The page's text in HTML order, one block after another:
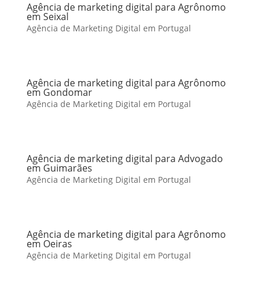
Agência de marketing digital para Agrônomo
em Seixal
Agência de Marketing Digital em Portugal
Agência de marketing digital para Agrônomo
em Gondomar
Agência de Marketing Digital em Portugal
Agência de marketing digital para Advogado
em Guimarães
Agência de Marketing Digital em Portugal
Agência de marketing digital para Agrônomo
em Oeiras
Agência de Marketing Digital em Portugal